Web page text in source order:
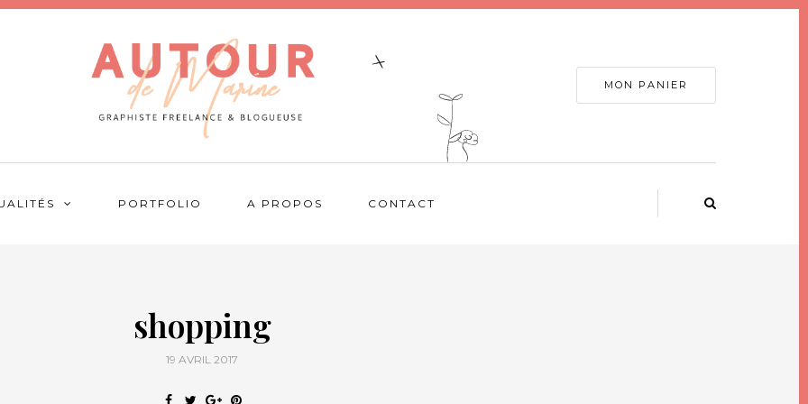
MON PANIER
PORTFOLIO A PROPOS CONTACT
shopping
19 AVRIL 2017